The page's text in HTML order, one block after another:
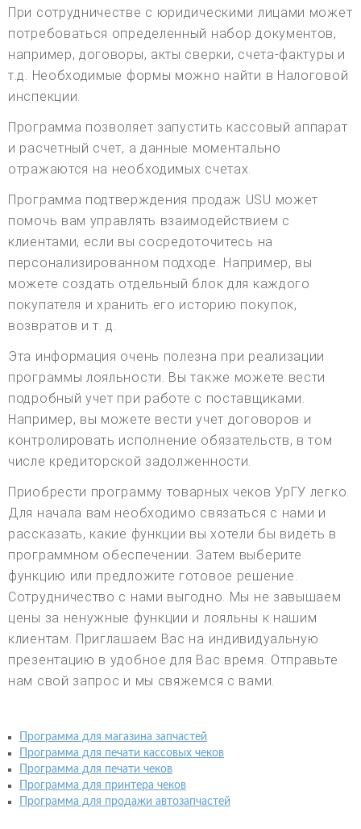
При сотрудничестве с юридическими лицами может
потребоваться определенный набор документов,
например, договоры, акты сверки, счета-фактуры и
т.д. Необходимые формы можно найти в Налоговой
инспекции.
Программа позволяет запустить кассовый аппарат
и расчетный счет, а данные моментально
отражаются на необходимых счетах.
Программа подтверждения продаж USU может
помочь вам управлять взаимодействием с
клиентами, если вы сосредоточитесь на
персонализированном подходе. Например, вы
можете создать отдельный блок для каждого
покупателя и хранить его историю покупок,
возвратов и т. д.
Эта информация очень полезна при реализации
программы лояльности. Вы также можете вести
подробный учет при работе с поставщиками.
Например, вы можете вести учет договоров и
контролировать исполнение обязательств, в том
числе кредиторской задолженности.
Приобрести программу товарных чеков УрГУ легко.
Для начала вам необходимо связаться с нами и
рассказать, какие функции вы хотели бы видеть в
программном обеспечении. Затем выберите
функцию или предложите готовое решение.
Сотрудничество с нами выгодно. Мы не завышаем
цены за ненужные функции и лояльны к нашим
клиентам. Приглашаем Вас на индивидуальную
презентацию в удобное для Вас время. Отправьте
нам свой запрос и мы свяжемся с вами.
Программа для магазина запчастей
Программа для печати кассовых чеков
Программа для печати чеков
Программа для принтера чеков
Программа для продажи автозапчастей